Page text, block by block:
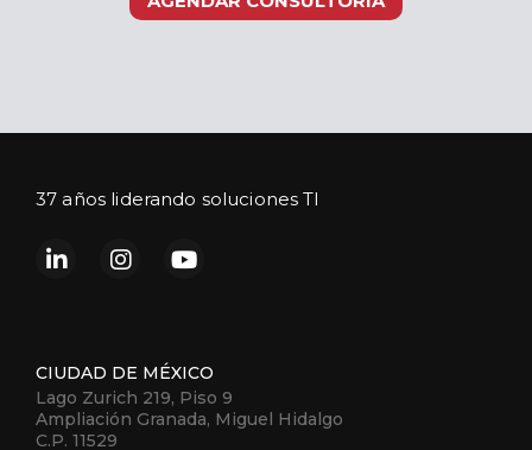
37 años liderando soluciones TI
CIUDAD DE MÉXICO
Lago Zurich 219, Piso 9
Ampliación Granada, Miguel Hidalgo
C.P. 11529